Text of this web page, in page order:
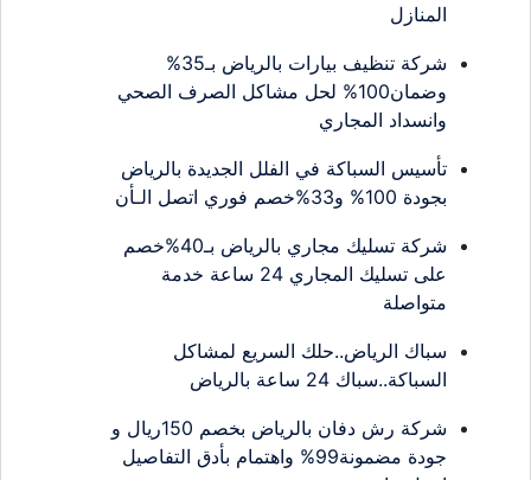
المنازل
شركة تنظيف بيارات بالرياض بـ35%
وضمان100% لحل مشاكل الصرف الصحي
وانسداد المجاري
تأسيس السباكة في الفلل الجديدة بالرياض
بجودة 100% و33%خصم فوري اتصل الـأن
شركة تسليك مجاري بالرياض بـ40%خصم
على تسليك المجاري 24 ساعة خدمة
متواصلة
سباك الرياض..حلك السريع لمشاكل
السباكة..سباك 24 ساعة بالرياض
شركة رش دفان بالرياض بخصم 150ريال و
جودة مضمونة99% واهتمام بأدق التفاصيل